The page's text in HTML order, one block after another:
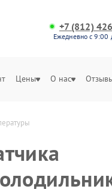
+7 (812)
Ежедневно с 9:00
Цены О нас